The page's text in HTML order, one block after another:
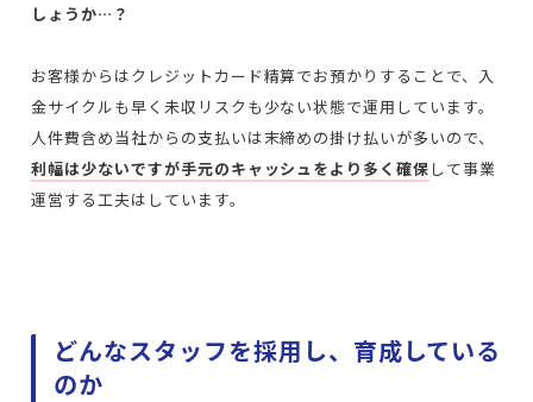
しょうか…？
お客様からはクレジットカード精算でお預かりすることで、入
金サイクルも早く未収リスクも少ない状態で運用しています。
人件費含め当社からの支払いは末締めの掛け払いが多いので、
利幅は少ないですが手元のキャッシュをより多く確保 して事業
運営する工夫はしています。
どんなスタッフを採用し、育成している
のか